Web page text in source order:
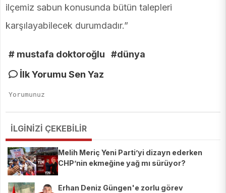
ilçemiz sabun konusunda bütün talepleri
karşılayabilecek durumdadır.”
# mustafa doktoroğlu
#dünya
İlk Yorumu Sen Yaz
İLGİNİZİ ÇEKEBİLİR
Melih Meriç Yeni Parti’yi dizayn ederken
CHP’nin ekmeğine yağ mı sürüyor?
Erhan Deniz Güngen'e zorlu görev